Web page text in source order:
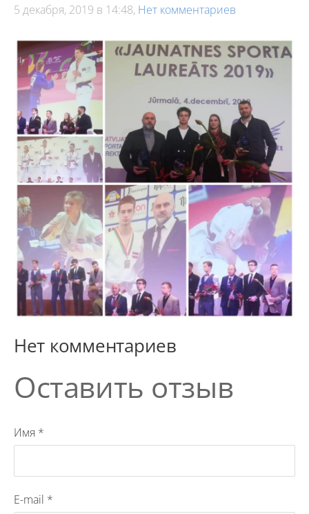
5 декабря, 2019 в 14:48, Нет комментариев
Нет комментариев
Оставить отзыв
Имя *
E-mail *